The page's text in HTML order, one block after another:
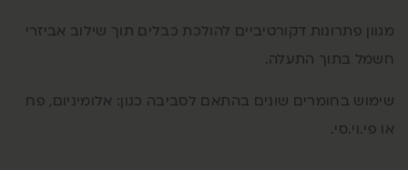
פתרונות דקורטיביים להולכת כבלים תוך שילוב אביזרי
בתוך התעלה.
בחומרים שונים בהתאם לסביבה כגון: אלומיניום, פח
פי.וי.סי.